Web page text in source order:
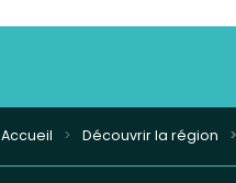
Accueil Découvrir la région